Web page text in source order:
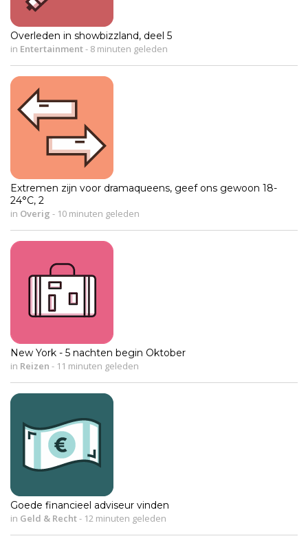
Overleden in showbizzland, deel 5
in Entertainment- 8 minuten geleden
Extremen zijn voor dramaqueens, geef ons gewoon 18-
24°C, 2
in Overig - 10 minuten geleden
New York - 5 nachten begin Oktober
in Reizen - 11 minuten geleden
Goede financieel adviseur vinden
in Geld & Recht- 12 minuten geleden